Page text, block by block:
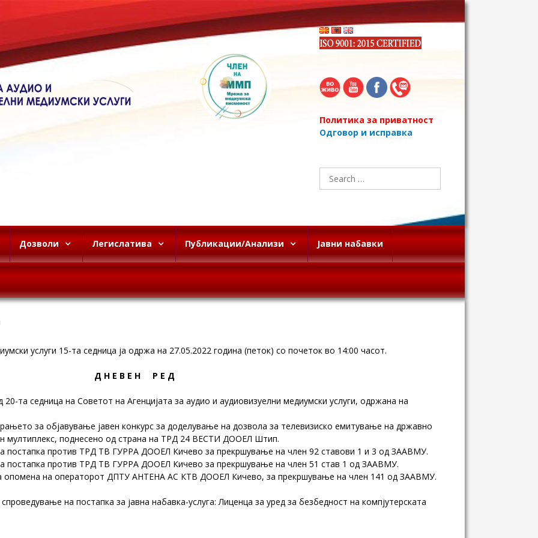
Политика за приватност
Одговор и исправка
Search
for:
Дозволи Легислатива Публикации/Анализи Јавни набавки
услуги 15-та седница ја одржа на 27.05.2022 година (петок) со почеток во 14:00 часот.
Д Н Е В Е Н Р Е Д
та седница на Советот на Агенцијата за аудио и аудиовизуелни медиумски услуги, одржана на
за објавување јавен конкурс за доделување на дозвола за телевизиско емитување на државно
мултиплекс, поднесено од страна на ТРД 24 ВЕСТИ ДООЕЛ Штип.
постапка против ТРД ТВ ГУРРА ДООЕЛ Кичево за прекршување на член 92 ставови 1 и 3 од ЗААВМУ.
постапка против ТРД ТВ ГУРРА ДООЕЛ Кичево за прекршување на член 51 став 1 од ЗААВМУ.
опомена на операторот ДПТУ АНТЕНА АС КТВ ДООЕЛ Кичево, за прекршување на член 141 од ЗААВМУ.
на постапка за јавна набавка-услуга: Лиценца за уред за безбедност на компјутерската